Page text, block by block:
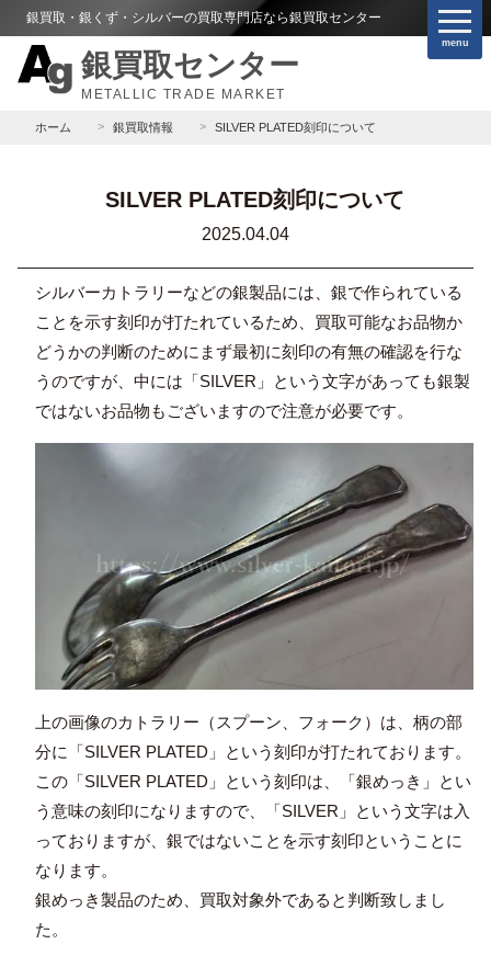
銀買取・銀くず・シルバーの買取専門店なら銀買取センター
銀買取センター
METALLIC TRADE MARKET
menu
ホーム 銀買取情報 SILVER PLATED刻印について
SILVER PLATED刻印について
2025.04.04
シルバーカトラリーなどの銀製品には、銀で作られている
ことを示す刻印が打たれているため、買取可能なお品物か
どうかの判断のためにまず最初に刻印の有無の確認を行な
うのですが、中には「SILVER」という文字があっても銀製
ではないお品物もございますので注意が必要です。
上の画像のカトラリー（スプーン、フォーク）は、柄の部
分に「SILVER PLATED」という刻印が打たれております。
この「SILVER PLATED」という刻印は、「銀めっき」とい
う意味の刻印になりますので、「SILVER」という文字は入
っておりますが、銀ではないことを示す刻印ということに
なります。
銀めっき製品のため、買取対象外であると判断致しまし
た。